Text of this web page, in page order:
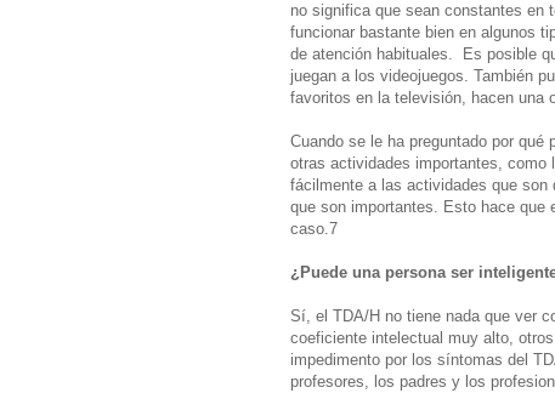
no significa que sean constantes en
funcionar bastante bien en algunos
de atención habituales. Es posible
juegan a los videojuegos. También
favoritos en la televisión, hacen una
Cuando se le ha preguntado por
otras actividades importantes, como
fácilmente a las actividades que son
que son importantes. Esto hace que
caso.7
¿Puede una persona ser
Sí, el TDA/H no tiene nada que ver
coeficiente intelectual muy alto,
impedimento por los síntomas del
profesores, los padres y los